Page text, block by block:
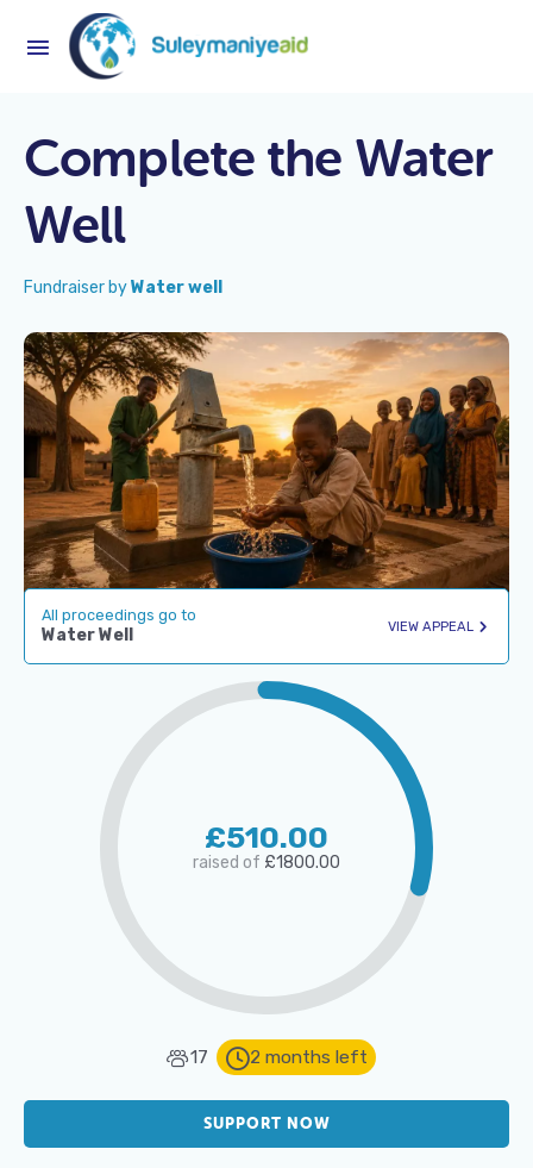
Complete the Water
Well
Fundraiser byWater well
All proceedings go to
Water Well VIEW APPEAL
£510.00
raised of £1800.00
17 2 months left
SUPPORT NOW